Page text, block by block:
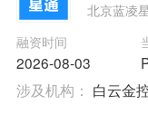
北京蓝凌
融资时间
2026-08-03
涉及机构： 白云金